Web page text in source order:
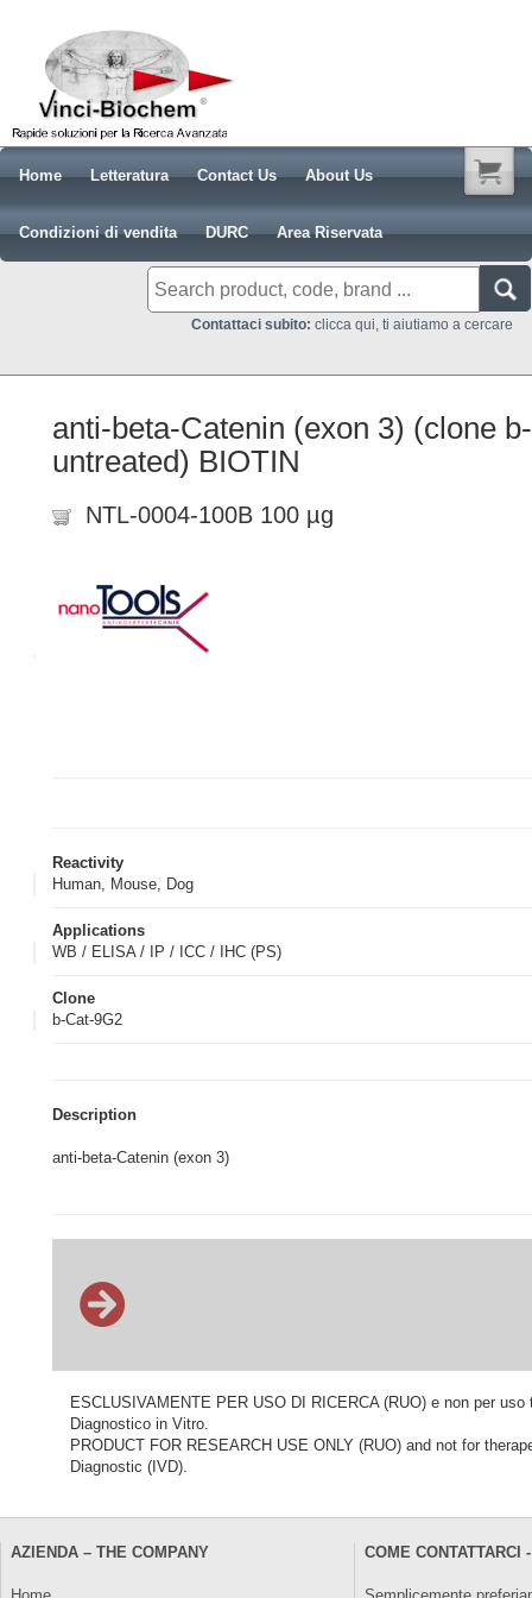
Home Letteratura Contact Us About Us
Condizioni di vendita DURC Area Riservata
Contattaci subito: clicca qui, ti aiutiamo a cercare
anti-beta-Catenin (exon 3) (clone
untreated) BIOTIN
NTL-0004-100B 100 µg
Reactivity
Human, Mouse, Dog
Applications
WB / ELISA / IP / ICC / IHC (PS)
Clone
b-Cat-9G2
Description
anti-beta-Catenin (exon 3)
ESCLUSIVAMENTE PER USO DI RICERCA (RUO) e non per
Diagnostico in Vitro.
PRODUCT FOR RESEARCH USE ONLY (RUO) and not for
Diagnostic (IVD).
AZIENDA – THE COMPANY COME CONTATTARCI